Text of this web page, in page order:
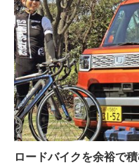
ロードバイクを余裕で